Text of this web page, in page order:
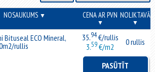
NOSAUKUMS ▼ CENA AR PVN
▼
NOLIKTAVĀ
▼
Bituseal ECO Mineral,
rullis
35.94€/rullis
3.59€/m2
0 rullis
PASŪTĪT